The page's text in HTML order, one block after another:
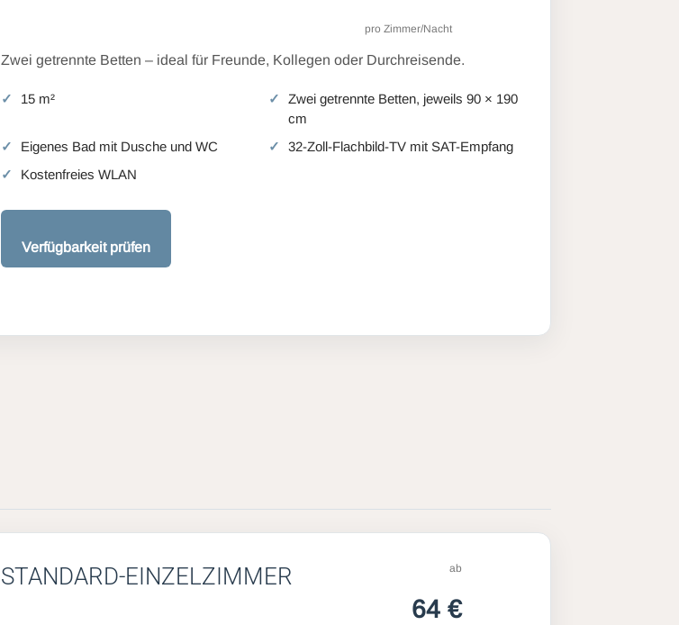
pro Zimmer/Nacht
Zwei getrennte Betten – ideal für Freunde, Kollegen oder Durchreisende.
15 m²
Zwei getrennte Betten, jeweils 90 × 190
cm
Eigenes Bad mit Dusche und WC
32-Zoll-Flachbild-TV mit SAT-Empfang
Kostenfreies WLAN
Verfügbarkeit prüfen
STANDARD-EINZELZIMMER ab
64 €